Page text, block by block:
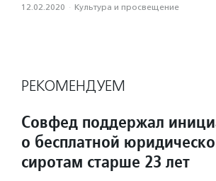
12.02.2020 · Культура и просвещение
РЕКОМЕНДУЕМ
Совфед поддержал
о бесплатной
сиротам старше 23 лет